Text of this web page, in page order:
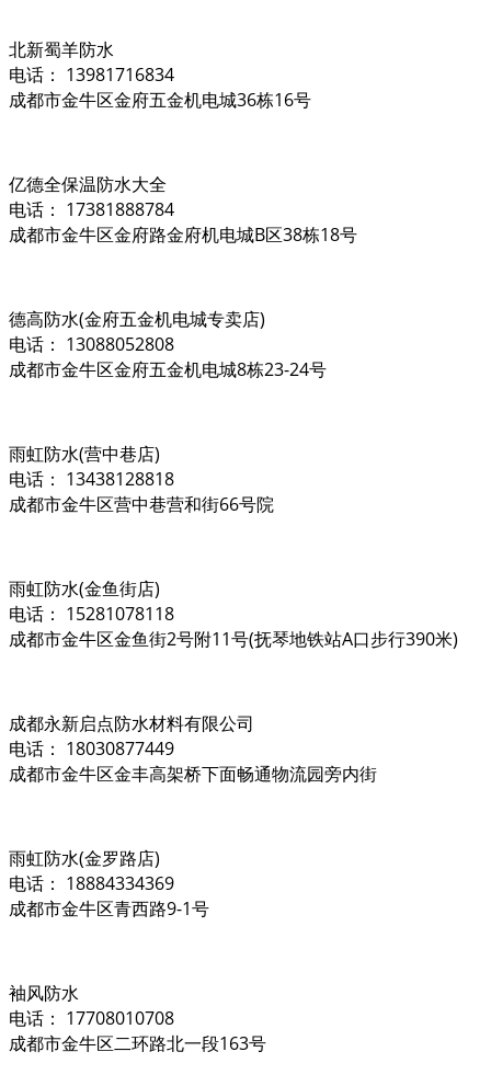
北新蜀羊防水
电话： 13981716834
成都市金牛区金府五金机电城36栋16号
亿德全保温防水大全
电话： 17381888784
成都市金牛区金府路金府机电城B区38栋18号
德高防水(金府五金机电城专卖店)
电话： 13088052808
成都市金牛区金府五金机电城8栋23-24号
雨虹防水(营中巷店)
电话： 13438128818
成都市金牛区营中巷营和街66号院
雨虹防水(金鱼街店)
电话： 15281078118
成都市金牛区金鱼街2号附11号(抚琴地铁站A口步行390米)
成都永新启点防水材料有限公司
电话： 18030877449
成都市金牛区金丰高架桥下面畅通物流园旁内街
雨虹防水(金罗路店)
电话： 18884334369
成都市金牛区青西路9-1号
袖风防水
电话： 17708010708
成都市金牛区二环路北一段163号